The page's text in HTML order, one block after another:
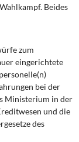
Beides
zum
eingerichtete
bei der
Ministerium in der
und die
des